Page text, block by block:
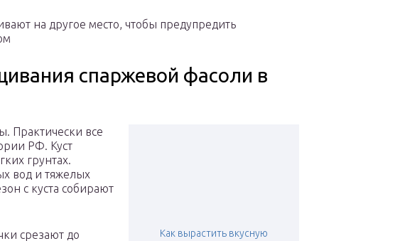
на другое место, чтобы предупредить
спаржевой фасоли в
Как вырастить вкусную
Практически все
РФ. Куст
грунтах.
вод и тяжелых
с куста собирают
срезают до